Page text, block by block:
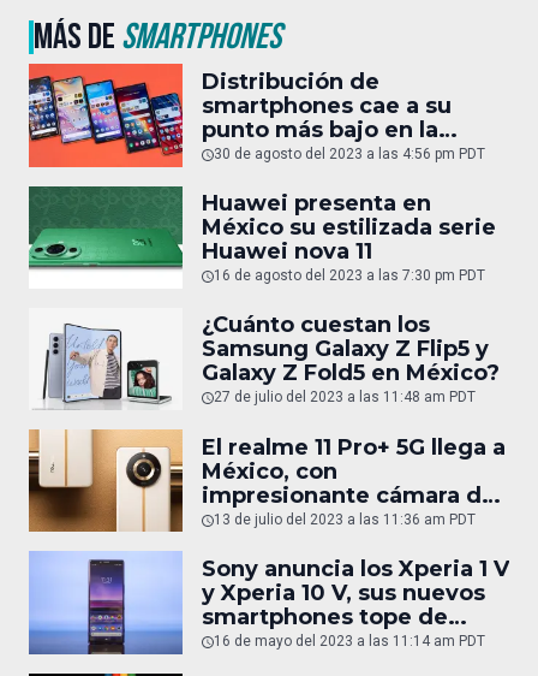
MÁS DESMARTPHONES
Distribución de
smartphones cae a su
punto más bajo en la
última década
30 de agosto del 2023 a las 4:56 pm PDT
Huawei presenta en
México su estilizada serie
Huawei nova 11
16 de agosto del 2023 a las 7:30 pm PDT
¿Cuánto cuestan los
Samsung Galaxy Z Flip5 y
Galaxy Z Fold5 en México?
27 de julio del 2023 a las 11:48 am PDT
El realme 11 Pro+ 5G llega a
México, con
impresionante cámara de
200 MP
13 de julio del 2023 a las 11:36 am PDT
Sony anuncia los Xperia 1 V
y Xperia 10 V, sus nuevos
smartphones tope de
gama
16 de mayo del 2023 a las 11:14 am PDT